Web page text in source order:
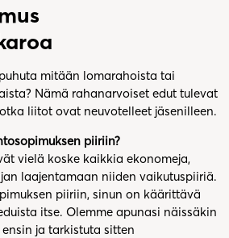
mitään lomarahoista tai
Nämä rahanarvoiset edut tulevat
liitot ovat neuvotelleet jäsenilleen.
piiriin?
vielä koske kaikkia ekonomeja,
laajentamaan niiden vaikutuspiiriä.
piiriin, sinun on käärittävä
itse. Olemme apunasi näissäkin
ja tarkistuta sitten